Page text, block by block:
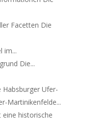
Facetten Die
im...
Die...
Ufer-
Martinikenfelde...
eine historische